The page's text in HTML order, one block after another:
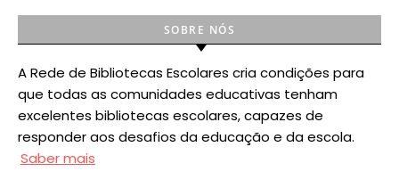
SOBRE NÓS
A Rede de Bibliotecas Escolares cria condições para
que todas as comunidades educativas tenham
excelentes bibliotecas escolares, capazes de
responder aos desafios da educação e da escola.
Saber mais